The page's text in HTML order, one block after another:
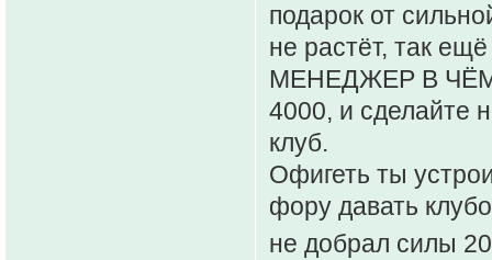
подарок от
не растёт, так
МЕНЕДЖЕР В ЧЁМ
4000, и сделайте
клуб.
Офигеть ты
фору давать
не добрал силы